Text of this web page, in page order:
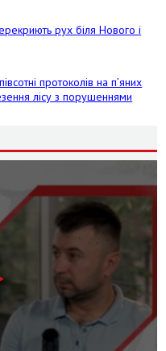
рух біля Нового і
протоколів на пʼяних
лісу з порушеннями